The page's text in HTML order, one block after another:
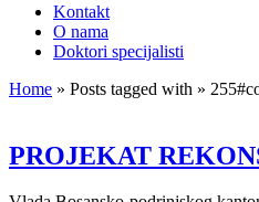
Kontakt
O nama
Doktori specijalisti
Home » Posts tagged with »
PROJEKAT